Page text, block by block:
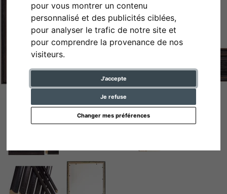
pour vous montrer un contenu
personnalisé et des publicités ciblées,
pour analyser le trafic de notre site et
pour comprendre la provenance de nos
visiteurs.
J'accepte
Je refuse
Changer mes préférences